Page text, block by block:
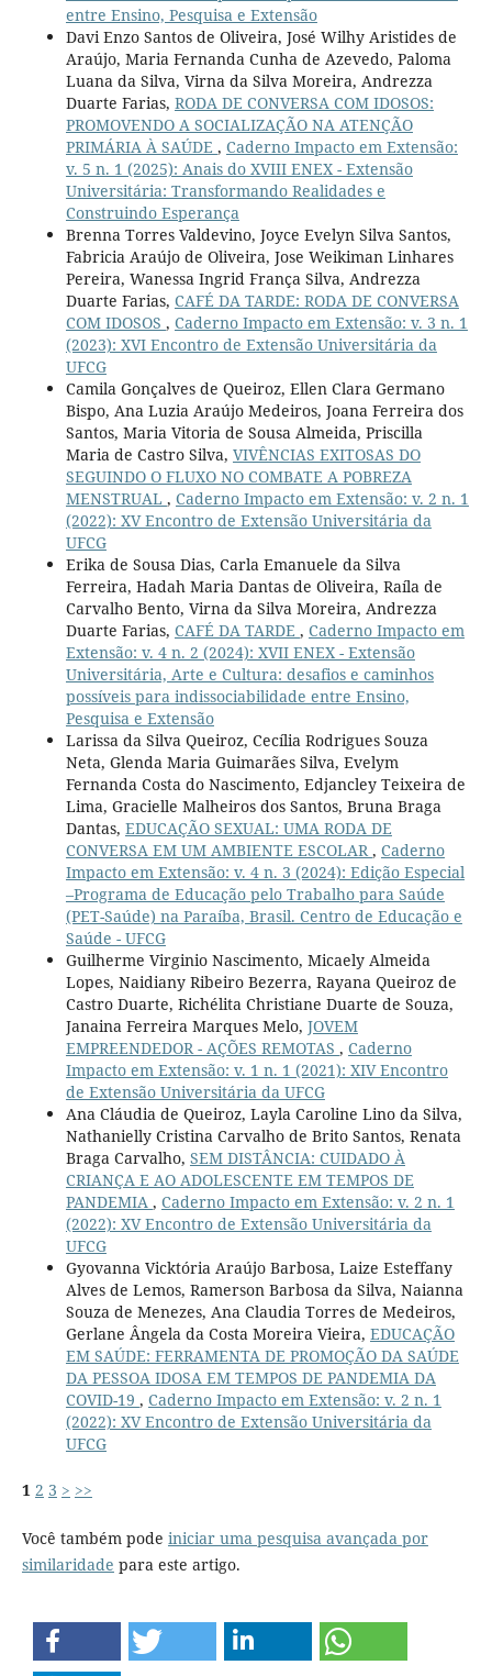
entre Ensino, Pesquisa e Extensão
Davi Enzo Santos de Oliveira, José Wilhy Aristides de
Araújo, Maria Fernanda Cunha de Azevedo, Paloma
Luana da Silva, Virna da Silva Moreira, Andrezza
Duarte Farias, RODA DE CONVERSA COM IDOSOS:
PROMOVENDO A SOCIALIZAÇÃO NA ATENÇÃO
PRIMÁRIA À SAÚDE , Caderno Impacto em Extensão:
v. 5 n. 1 (2025): Anais do XVIII ENEX - Extensão
Universitária: Transformando Realidades e
Construindo Esperança
Brenna Torres Valdevino, Joyce Evelyn Silva Santos,
Fabricia Araújo de Oliveira, Jose Weikiman Linhares
Pereira, Wanessa Ingrid França Silva, Andrezza
Duarte Farias, CAFÉ DA TARDE: RODA DE CONVERSA
COM IDOSOS , Caderno Impacto em Extensão: v. 3 n. 1
(2023): XVI Encontro de Extensão Universitária da
UFCG
Camila Gonçalves de Queiroz, Ellen Clara Germano
Bispo, Ana Luzia Araújo Medeiros, Joana Ferreira dos
Santos, Maria Vitoria de Sousa Almeida, Priscilla
Maria de Castro Silva, VIVÊNCIAS EXITOSAS DO
SEGUINDO O FLUXO NO COMBATE A POBREZA
MENSTRUAL , Caderno Impacto em Extensão: v. 2 n. 1
(2022): XV Encontro de Extensão Universitária da
UFCG
Erika de Sousa Dias, Carla Emanuele da Silva
Ferreira, Hadah Maria Dantas de Oliveira, Raíla de
Carvalho Bento, Virna da Silva Moreira, Andrezza
Duarte Farias, CAFÉ DA TARDE , Caderno Impacto em
Extensão: v. 4 n. 2 (2024): XVII ENEX - Extensão
Universitária, Arte e Cultura: desafios e caminhos
possíveis para indissociabilidade entre Ensino,
Pesquisa e Extensão
Larissa da Silva Queiroz, Cecília Rodrigues Souza
Neta, Glenda Maria Guimarães Silva, Evelym
Fernanda Costa do Nascimento, Edjancley Teixeira de
Lima, Gracielle Malheiros dos Santos, Bruna Braga
Dantas, EDUCAÇÃO SEXUAL: UMA RODA DE
CONVERSA EM UM AMBIENTE ESCOLAR, Caderno
Impacto em Extensão: v. 4 n. 3 (2024): Edição Especial
–Programa de Educação pelo Trabalho para Saúde
(PET-Saúde) na Paraíba, Brasil. Centro de Educação e
Saúde - UFCG
Guilherme Virginio Nascimento, Micaely Almeida
Lopes, Naidiany Ribeiro Bezerra, Rayana Queiroz de
Castro Duarte, Richélita Christiane Duarte de Souza,
Janaina Ferreira Marques Melo, JOVEM
EMPREENDEDOR - AÇÕES REMOTAS , Caderno
Impacto em Extensão: v. 1 n. 1 (2021): XIV Encontro
de Extensão Universitária da UFCG
Ana Cláudia de Queiroz, Layla Caroline Lino da Silva,
Nathanielly Cristina Carvalho de Brito Santos, Renata
Braga Carvalho, SEM DISTÂNCIA: CUIDADO À
CRIANÇA E AO ADOLESCENTE EM TEMPOS DE
PANDEMIA , Caderno Impacto em Extensão: v. 2 n. 1
(2022): XV Encontro de Extensão Universitária da
UFCG
Gyovanna Vicktória Araújo Barbosa, Laize Esteffany
Alves de Lemos, Ramerson Barbosa da Silva, Naianna
Souza de Menezes, Ana Claudia Torres de Medeiros,
Gerlane Ângela da Costa Moreira Vieira, EDUCAÇÃO
EM SAÚDE: FERRAMENTA DE PROMOÇÃO DA SAÚDE
DA PESSOA IDOSA EM TEMPOS DE PANDEMIA DA
COVID-19 , Caderno Impacto em Extensão: v. 2 n. 1
(2022): XV Encontro de Extensão Universitária da
UFCG
1 2 3 > >>
Você também pode iniciar uma pesquisa avançada por
similaridade para este artigo.